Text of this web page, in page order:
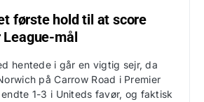
første hold til at score
mål
hentede i går en vigtig sejr, da
på Carrow Road i Premier
1-3 i Uniteds favør, og faktisk